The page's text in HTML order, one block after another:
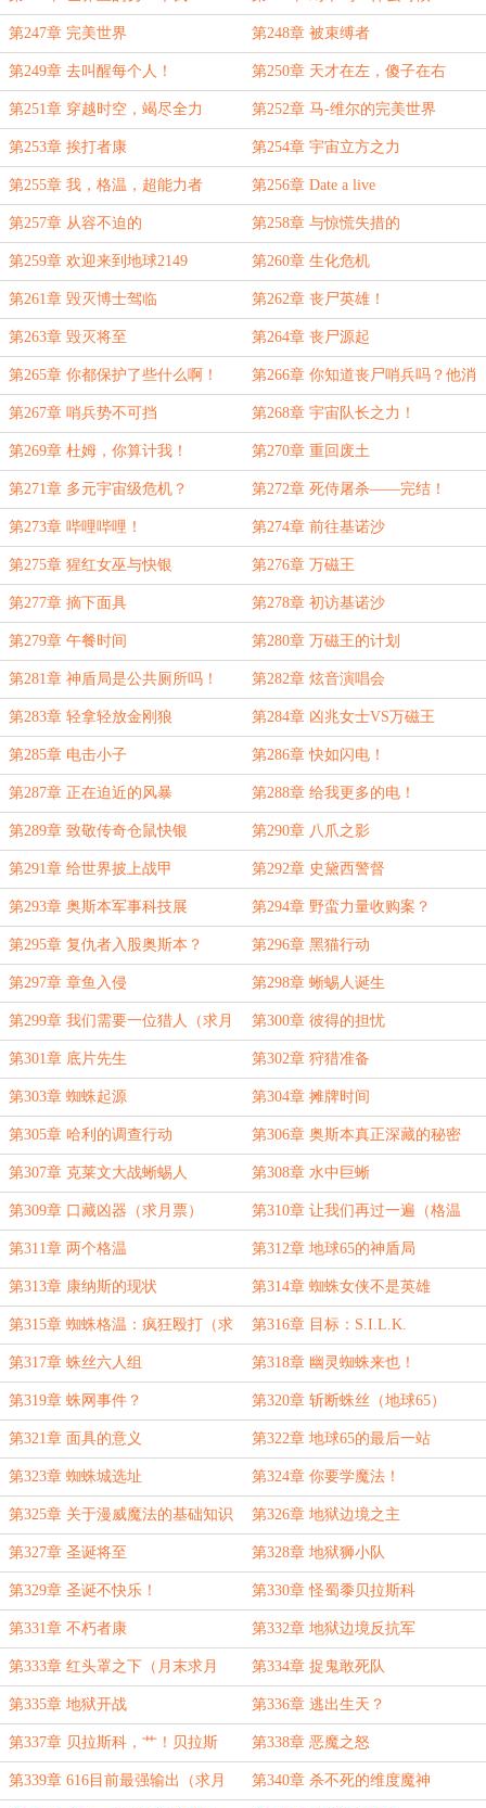
第247章 完美世界 第248章 被束缚者
第249章 去叫醒每个人！ 第250章 天才在左，傻子在右
第251章 穿越时空，竭尽全力 第252章 马-维尔的完美世界
第253章 挨打者康 第254章 宇宙立方之力
第255章 我，格温，超能力者 第256章 Date a live
第257章 从容不迫的 第258章 与惊慌失措的
第259章 欢迎来到地球2149 第260章 生化危机
第261章 毁灭博士驾临 第262章 丧尸英雄！
第263章 毁灭将至 第264章 丧尸源起
第265章 你都保护了些什么啊！ 第266章 你知道丧尸哨兵吗？他消
灭的生命超出了你的想象
第267章 哨兵势不可挡 第268章 宇宙队长之力！
第269章 杜姆，你算计我！ 第270章 重回废土
第271章 多元宇宙级危机？ 第272章 死侍屠杀——完结！
第273章 哔哩哔哩！ 第274章 前往基诺沙
第275章 猩红女巫与快银 第276章 万磁王
第277章 摘下面具 第278章 初访基诺沙
第279章 午餐时间 第280章 万磁王的计划
第281章 神盾局是公共厕所吗！ 第282章 炫音演唱会
第283章 轻拿轻放金刚狼 第284章 凶兆女士VS万磁王
第285章 电击小子 第286章 快如闪电！
第287章 正在迫近的风暴 第288章 给我更多的电！
第289章 致敬传奇仓鼠快银 第290章 八爪之影
第291章 给世界披上战甲 第292章 史黛西警督
第293章 奥斯本军事科技展 第294章 野蛮力量收购案？
第295章 复仇者入股奥斯本？ 第296章 黑猫行动
第297章 章鱼入侵 第298章 蜥蜴人诞生
第299章 我们需要一位猎人（求月
票）
第300章 彼得的担忧
第301章 底片先生 第302章 狩猎准备
第303章 蜘蛛起源 第304章 摊牌时间
第305章 哈利的调查行动 第306章 奥斯本真正深藏的秘密
第307章 克莱文大战蜥蜴人 第308章 水中巨蜥
第309章 口藏凶器（求月票） 第310章 让我们再过一遍（格温
版）
第311章 两个格温 第312章 地球65的神盾局
第313章 康纳斯的现状 第314章 蜘蛛女侠不是英雄
第315章 蜘蛛格温：疯狂殴打（求
月票）
第316章 目标：S.I.L.K.
第317章 蛛丝六人组 第318章 幽灵蜘蛛来也！
第319章 蛛网事件？ 第320章 斩断蛛丝（地球65）
第321章 面具的意义 第322章 地球65的最后一站
第323章 蜘蛛城选址 第324章 你要学魔法！
第325章 关于漫威魔法的基础知识 第326章 地狱边境之主
第327章 圣诞将至 第328章 地狱狮小队
第329章 圣诞不快乐！ 第330章 怪蜀黍贝拉斯科
第331章 不朽者康 第332章 地狱边境反抗军
第333章 红头罩之下（月末求月
票）
第334章 捉鬼敢死队
第335章 地狱开战 第336章 逃出生天？
第337章 贝拉斯科，艹！贝拉斯
科，打！
第338章 恶魔之怒
第339章 616目前最强输出（求月 第340章 杀不死的维度魔神